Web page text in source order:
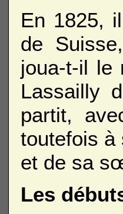
En 1825,
de
joua-t-il le
Lassailly
partit,
toutefois à
et de sa
Les